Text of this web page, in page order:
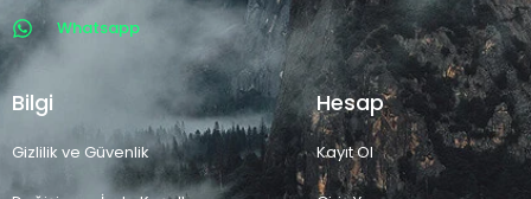
Whatsapp
Bilgi
Gizlilik ve Güvenlik
Hesap
Kayıt Ol